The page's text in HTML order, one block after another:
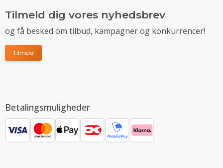
Tilmeld dig vores nyhedsbrev
og få besked om tilbud, kampagner og konkurrencer!
Tilmeld
Betalingsmuligheder